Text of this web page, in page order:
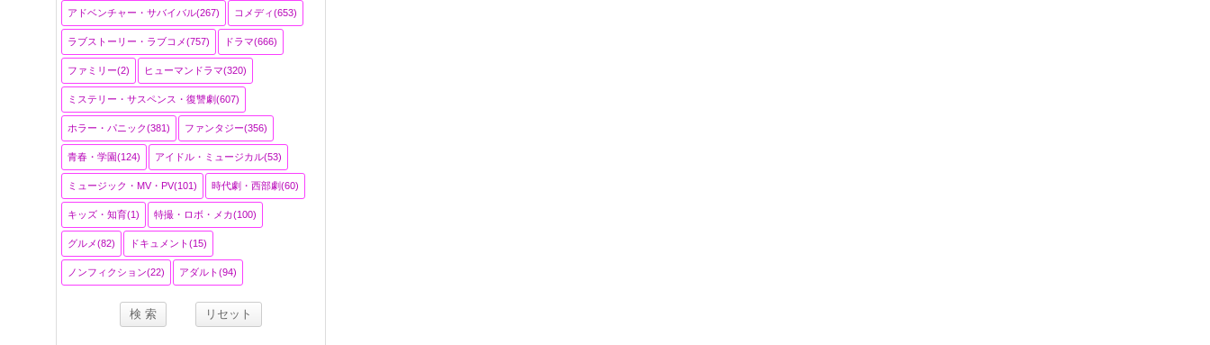
アドベンチャー・サバイバル(267) コメディ(653)
ラブストーリー・ラブコメ(757) ドラマ(666)
ファミリー(2) ヒューマンドラマ(320)
ミステリー・サスペンス・復讐劇(607)
ホラー・パニック(381) ファンタジー(356)
青春・学園(124) アイドル・ミュージカル(53)
ミュージック・MV・PV(101) 時代劇・西部劇(60)
キッズ・知育(1) 特撮・ロボ・メカ(100)
グルメ(82) ドキュメント(15)
ノンフィクション(22) アダルト(94)